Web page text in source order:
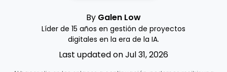
By Galen Low
Líder de 15 años en gestión de proyectos
digitales en la era de la IA.
Last updated on Jul 31, 2026